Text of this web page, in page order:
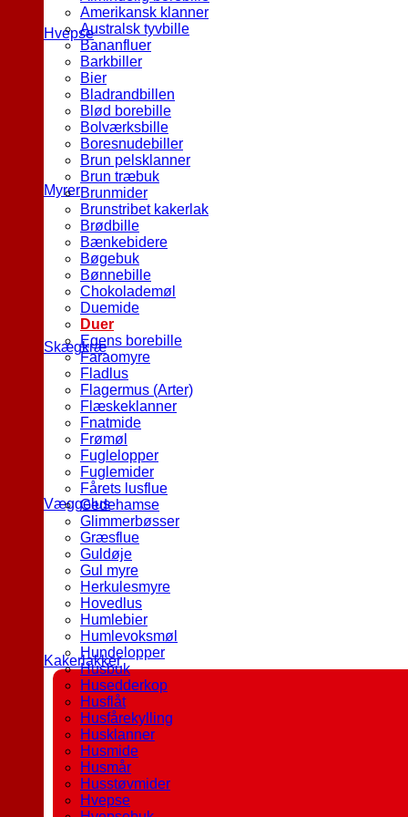
Hvepse
Myrer
Skægkræ
Væggelus
Kakerlakker
Amerikansk klanner
Australsk tyvbille
Bananfluer
Barkbiller
Bier
Bladrandbillen
Blød borebille
Bolværksbille
Boresnudebiller
Brun pelsklanner
Brun træbuk
Brunmider
Brunstribet kakerlak
Brødbille
Bænkebidere
Bøgebuk
Bønnebille
Chokolademøl
Duemide
Duer
Egens borebille
Faraomyre
Fladlus
Flagermus (Arter)
Flæskeklanner
Fnatmide
Frømøl
Fuglelopper
Fuglemider
Fårets lusflue
Gedehamse
Glimmerbøsser
Græsflue
Guldøje
Gul myre
Herkulesmyre
Hovedlus
Humlebier
Humlevoksmøl
Hundelopper
Husbuk
Husedderkop
Husflåt
Husfårekylling
Husklanner
Husmide
Husmår
Husstøvmider
Hvepse